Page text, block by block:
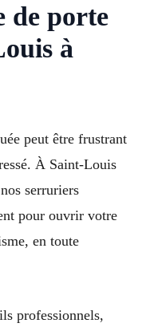
de porte
à
peut être frustrant
À Saint-Louis
serruriers
pour ouvrir votre
en toute
professionnels,